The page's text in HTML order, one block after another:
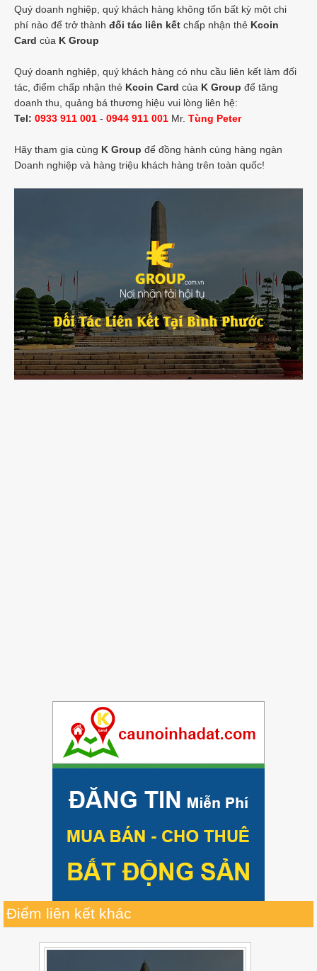
Quý doanh nghiệp, quý khách hàng không tốn bất kỳ một chi
phí nào để trở thành đối tác liên kết chấp nhận thẻ Kcoin
Card của K Group
Quý doanh nghiệp, quý khách hàng có nhu cầu liên kết làm đối
tác, điểm chấp nhận thẻ Kcoin Card của K Group để tăng
doanh thu, quảng bá thương hiệu vui lòng liên hệ:
Tel: 0933 911 001 - 0944 911 001 Mr. Tùng Peter
Hãy tham gia cùng K Group để đồng hành cùng hàng ngàn
Doanh nghiệp và hàng triệu khách hàng trên toàn quốc!
Điểm liên kết khác